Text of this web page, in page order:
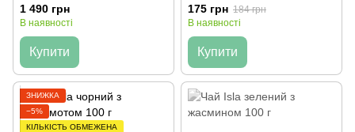
1 490 грн
В наявності
Купити
175 грн 184 грн
В наявності
Купити
ЗНИЖКА
−5%
КІЛЬКІСТЬ ОБМЕЖЕНА